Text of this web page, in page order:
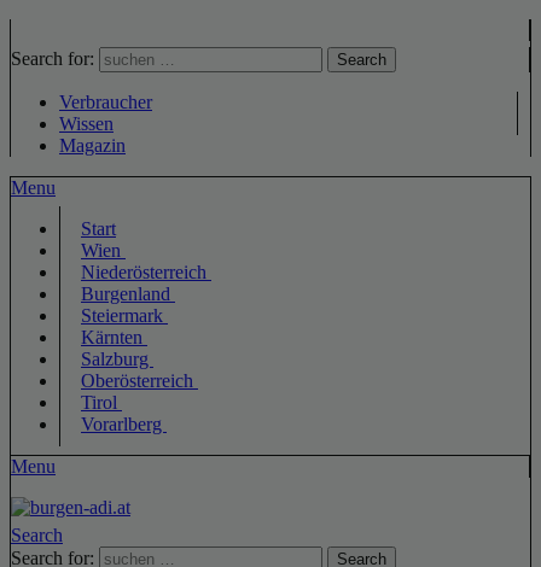
Search for: Search
Verbraucher
Wissen
Magazin
Menu
Start
Wien
Niederösterreich
Burgenland
Steiermark
Kärnten
Salzburg
Oberösterreich
Tirol
Vorarlberg
Menu
Search
Search for:
Search